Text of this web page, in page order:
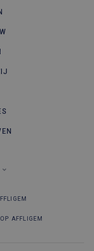
AFFLIGEM